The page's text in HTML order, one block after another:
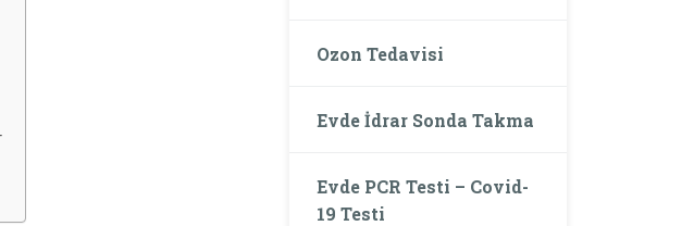
Ozon Tedavisi
Evde İdrar Sonda Takma
Evde PCR Testi – Covid-
19 Testi